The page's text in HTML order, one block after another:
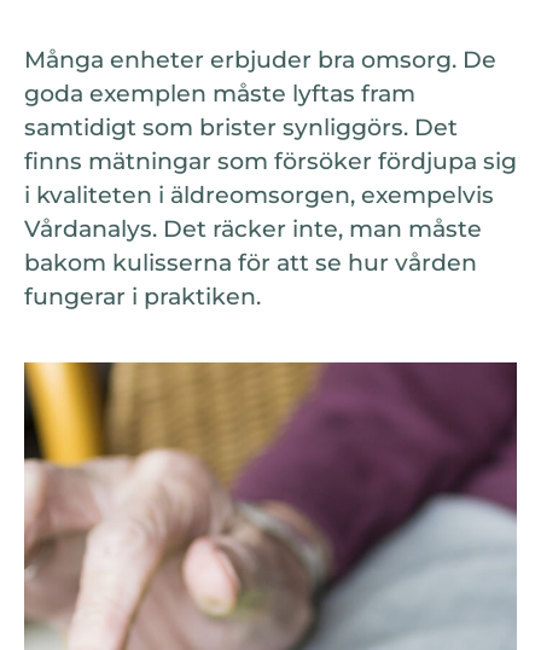
Många enheter erbjuder bra omsorg. De
goda exemplen måste lyftas fram
samtidigt som brister synliggörs. Det
finns mätningar som försöker fördjupa sig
i kvaliteten i äldreomsorgen, exempelvis
Vårdanalys. Det räcker inte, man måste
bakom kulisserna för att se hur vården
fungerar i praktiken.